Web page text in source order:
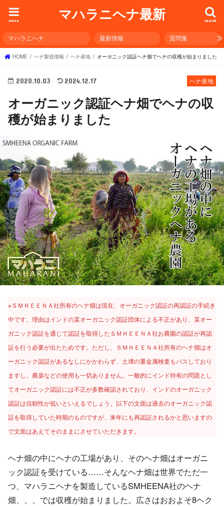
マハラニヘナ最新 search
menu
マハラニヘナ 最新情報 質問集
HOME ヘナ製造情報 ヘナ産地 オーガニック認証ヘナ畑でヘナの収穫が始まりました
ヘナ産地
2020.10.03 2024.12.17
オーガニック認証ヘナ畑でヘナの収
穫が始まりました
※ＳＭＨＥＥＮＡ社所有のヘナ畑は現在、オーガニック認証の再認証の手続き
中です。理由はインドの某オーガニック認証団体による不正があり、某オー
ガニック認証を通じて認証を取得したＳＭＨＥＥＮＡ社お農園の認証が再認
証を行う必要が出たためです。ただし、ＳＭＨＥＥＮＡ社所有のヘナ畑はオ
ーガニック認証があるなしにかかわらず、土壌の重金属検査もパスしており
ますし、農薬などの使用も一切ありません。一般的にインド特有の問題とし
てオーガニック認証には不正が多数確認されており、インドのオーガニック
認証は信頼性が低いといえるでしょう。以下の文面は過去のオーガニック認
証を取得していた時期のものですが、来年にも再認証されるかと思いますの
で文面はあえてそのままにさせていただきます。
ヘナ畑の中にヘナの工場があり、そのヘナ畑はオーガニ
ック認証を受けている……そんなヘナ畑は世界でただ一
つ、マハラニヘナを製造しているSMHEENA社のヘナ
畑、、、では収穫が始まりました。広さはおおよそ8ヘク